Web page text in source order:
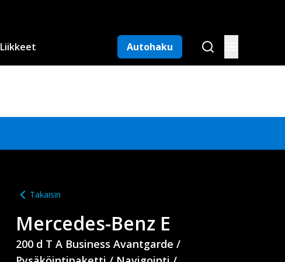
Liikkeet Autohaku
Takaisin
Mercedes-Benz E
200 d T A Business Avantgarde /